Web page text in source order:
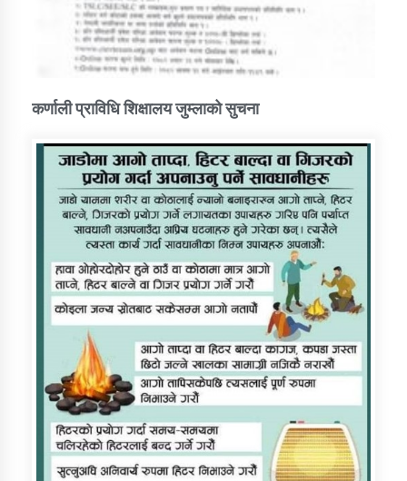
कर्णाली प्राविधि शिक्षालय जुम्लाको सुचना